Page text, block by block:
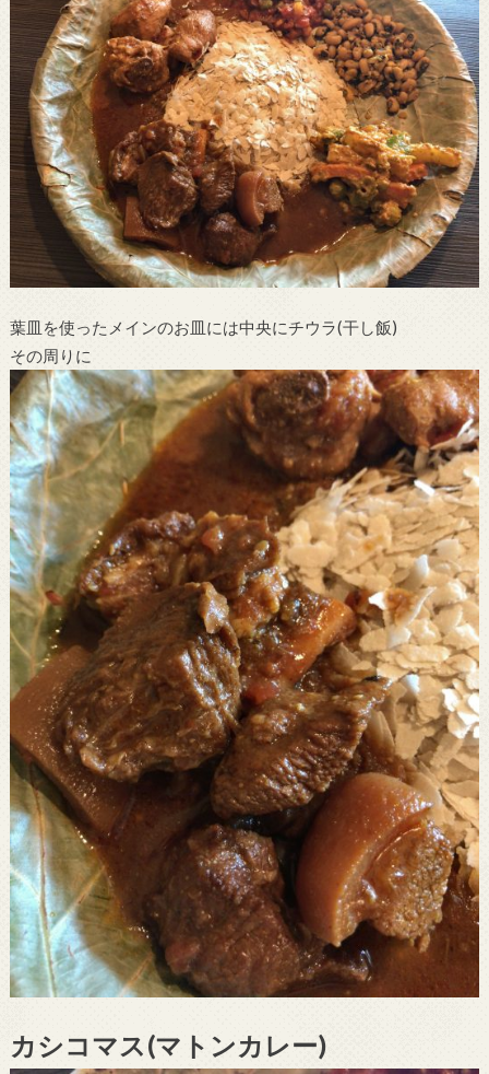
葉皿を使ったメインのお皿には中央にチウラ(干し飯)
その周りに
カシコマス(マトンカレー)